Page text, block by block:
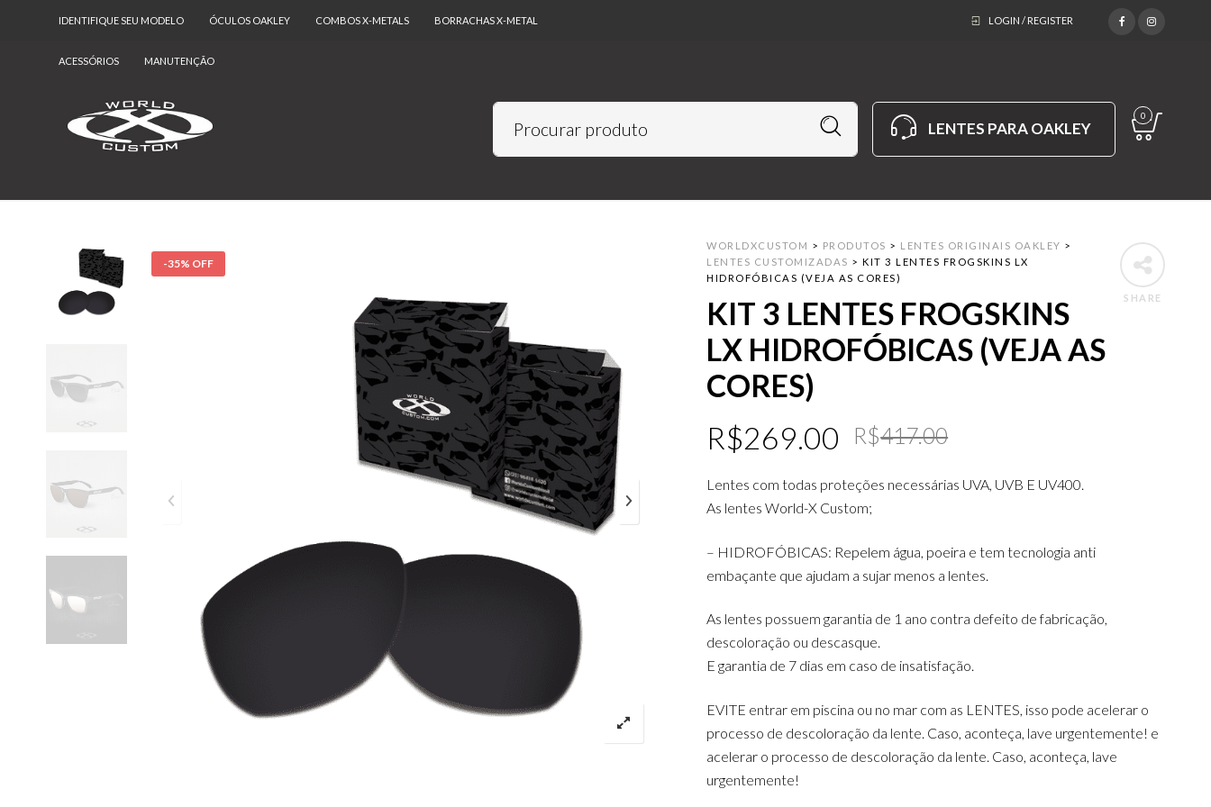
IDENTIFIQUE SEU MODELO ÓCULOS OAKLEY COMBOS X-METALS BORRACHAS X-METAL
ACESSÓRIOS MANUTENÇÃO
LOGIN / REGISTER
LENTES PARA OAKLEY
0
-35% OFF
SHARE
WORLDXCUSTOM > PRODUTOS > LENTES ORIGINAIS OAKLEY >
LENTES CUSTOMIZADAS >KIT 3 LENTES FROGSKINS LX
HIDROFÓBICAS (VEJA AS CORES)
KIT 3 LENTES FROGSKINS
LX HIDROFÓBICAS (VEJA AS
CORES)
R$417.00Original
price
was:
R$269.00
Current
price
Lentes com todas proteções necessárias UVA, UVB E UV400.
As lentes World-X Custom;
– HIDROFÓBICAS: Repelem água, poeira e tem tecnologia anti
embaçante que ajudam a sujar menos a lentes.
As lentes possuem garantia de 1 ano contra defeito de fabricação,
descoloração ou descasque.
E garantia de 7 dias em caso de insatisfação.
EVITE entrar em piscina ou no mar com as LENTES, isso pode acelerar o
processo de descoloração da lente. Caso, aconteça, lave urgentemente! e
acelerar o processo de descoloração da lente. Caso, aconteça, lave
urgentemente!